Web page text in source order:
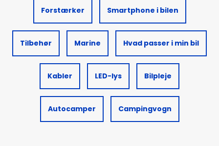
Forstærker Smartphone i bilen
Tilbehør Marine Hvad passer i min bil
Kabler LED-lys Bilpleje
Autocamper Campingvogn